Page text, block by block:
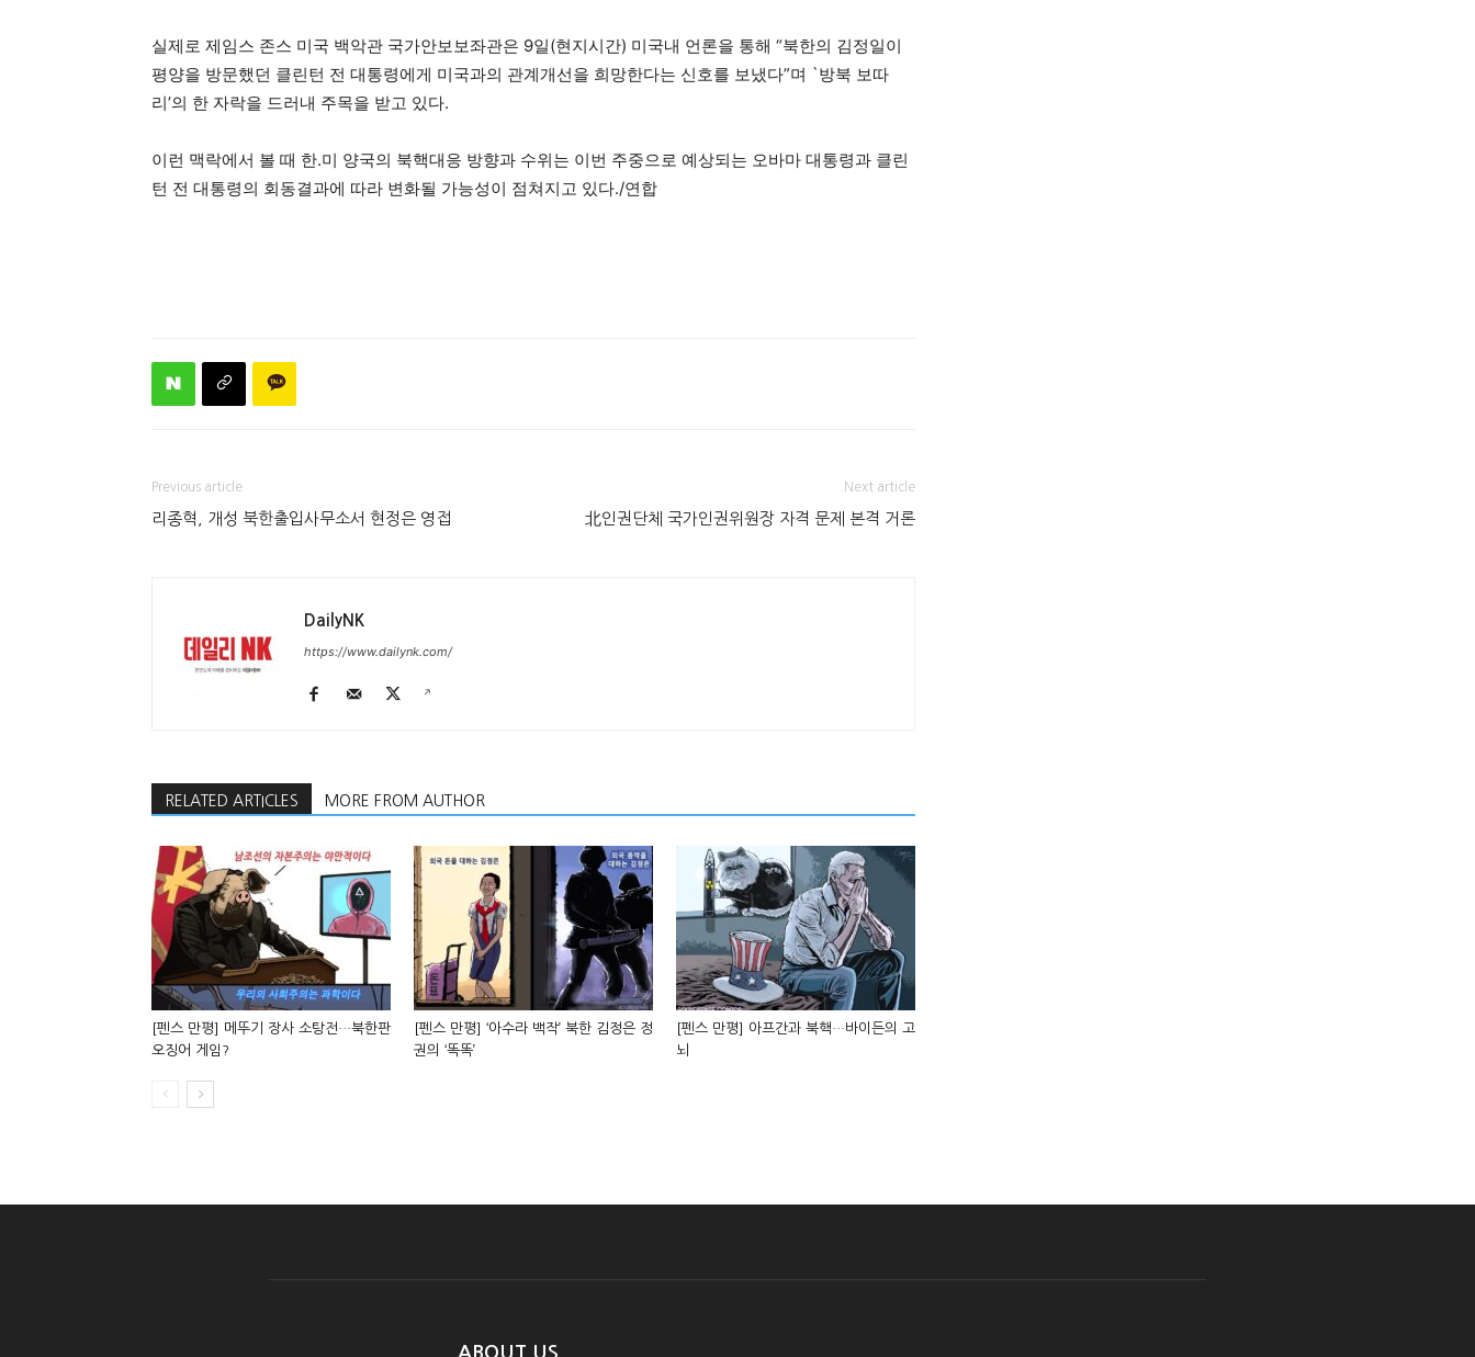
실제로 제임스 존스 미국 백악관 국가안보보좌관은 9일(현지시간) 미국내 언론을 통해 “북한의 김정일이
평양을 방문했던 클린턴 전 대통령에게 미국과의 관계개선을 희망한다는 신호를 보냈다”며 `방북 보따
리’의 한 자락을 드러내 주목을 받고 있다.
이런 맥락에서 볼 때 한.미 양국의 북핵대응 방향과 수위는 이번 주중으로 예상되는 오바마 대통령과 클린
턴 전 대통령의 회동결과에 따라 변화될 가능성이 점쳐지고 있다./연합
Previous article
리종혁, 개성 북한출입사무소서 현정은 영접
Next article
北인권단체 국가인권위원장 자격 문제 본격 거론
DailyNK
https://www.dailynk.com/
RELATED ARTICLES MORE FROM AUTHOR
[펜스 만평] 메뚜기 장사 소탕전…북한판
오징어 게임?
[펜스 만평] ‘아수라 백작’ 북한 김정은 정
권의 ‘똑똑’
[펜스 만평] 아프간과 북핵…바이든의 고
뇌
ABOUT US